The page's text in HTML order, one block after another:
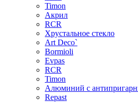
Timon
Акрил
RCR
Хрустальное стекло
Art Deco`
Bormioli
Evpas
RCR
Timon
Алюминий с
Repast